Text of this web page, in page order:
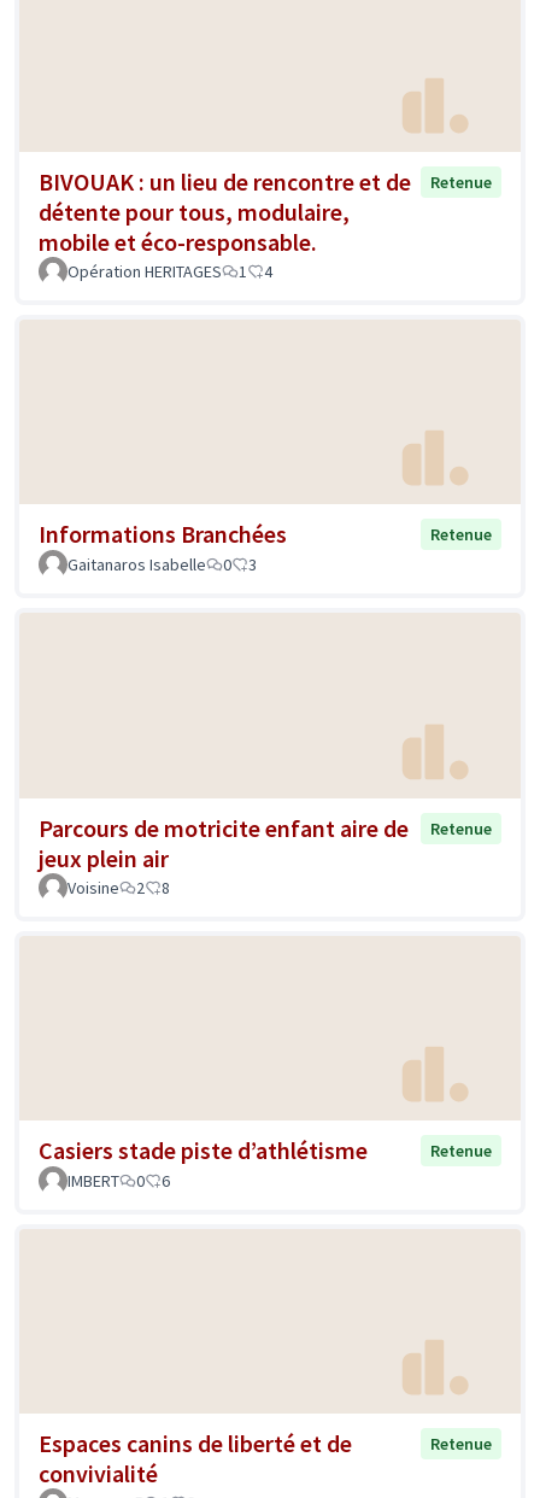
BIVOUAK : un lieu de rencontre et de
détente pour tous, modulaire,
mobile et éco-responsable.
Retenue
Opération HERITAGES 1 4
Informations Branchées
Retenue
Gaitanaros Isabelle
0 3
Parcours de motricite enfant aire de
jeux plein air
Retenue
Voisine 2 8
Casiers stade piste d’athlétisme
Retenue
IMBERT
0 6
Espaces canins de liberté et de
convivialité
Retenue